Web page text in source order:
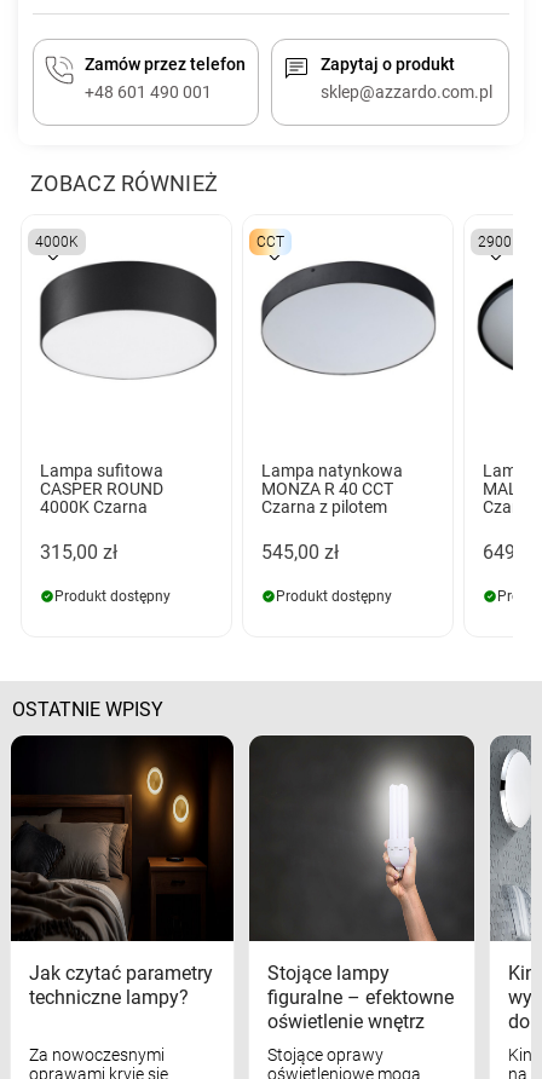
Zamów przez telefon
+48 601 490 001
Zapytaj o produkt
sklep@azzardo.com.pl
ZOBACZ RÓWNIEŻ
4000K
Lampa sufitowa
CASPER ROUND
4000K Czarna
315,00 zł
Produkt dostępny
CCT
Lampa natynkowa
MONZA R 40 CCT
Czarna z pilotem
545,00 zł
Produkt dostępny
2900K
Lampa
MALTA
Czarna
649,00
OSTATNIE WPISY
Jak czytać parametry
techniczne lampy?
Za nowoczesnymi
oprawami kryje się
Stojące lampy
figuralne – efektowne
oświetlenie wnętrz
Stojące oprawy
oświetleniowe mogą
na